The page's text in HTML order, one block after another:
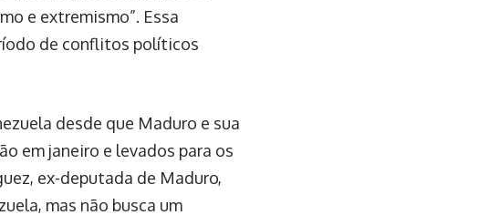
e extremismo”. Essa
de conflitos políticos
desde que Maduro e sua
em janeiro e levados para os
ex-deputada de Maduro,
mas não busca um